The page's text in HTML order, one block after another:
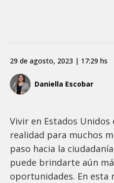
Daniella Escobar
29 de agosto, 2023 | 17:29 hs
Vivir en Estados Unidos
realidad para muchos
paso hacia la
puede brindarte aún
oportunidades. En